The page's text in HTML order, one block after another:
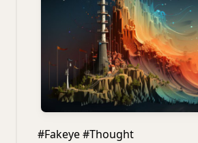
#Fakeye #Thought